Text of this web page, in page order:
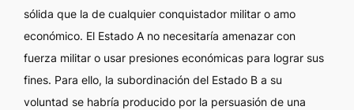
sólida que la de cualquier conquistador militar o amo
económico. El Estado A no necesitaría amenazar con
fuerza militar o usar presiones económicas para lograr sus
fines. Para ello, la subordinación del Estado B a su
voluntad se habría producido por la persuasión de una